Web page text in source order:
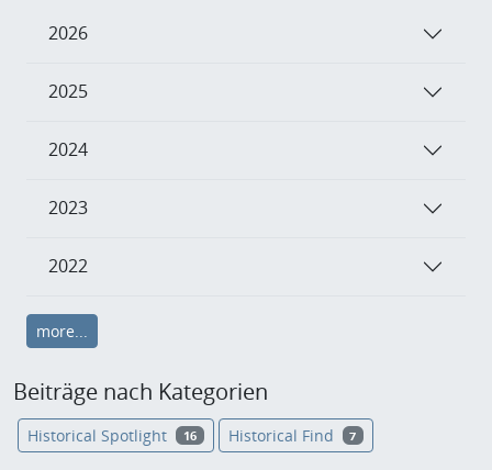
2026
2025
2024
2023
2022
more...
Beiträge nach Kategorien
Historical Spotlight 16 Historical Find 7